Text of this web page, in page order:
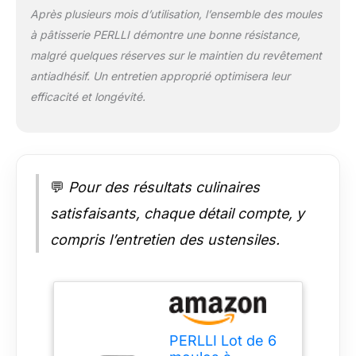
démoulage facile et
Passent au four, au
lave-vaisselle – Les
poêles passent au
mais ils passent
également au lave-
vaisselle. L'ensemble
comprend – deux
un moule à muffins
de 12 tasses, 35,6
cm. plaque à biscuits
Après plusieurs mois d’utilisation, l’ensemble des moules
à pâtisserie PERLLI démontre une bonne résistance,
malgré quelques réserves sur le maintien du revêtement
antiadhésif. Un entretien approprié optimisera leur
efficacité et longévité.
💬 Pour des résultats culinaires
satisfaisants, chaque détail compte, y
compris l’entretien des ustensiles.
PERLLI Lot de 6